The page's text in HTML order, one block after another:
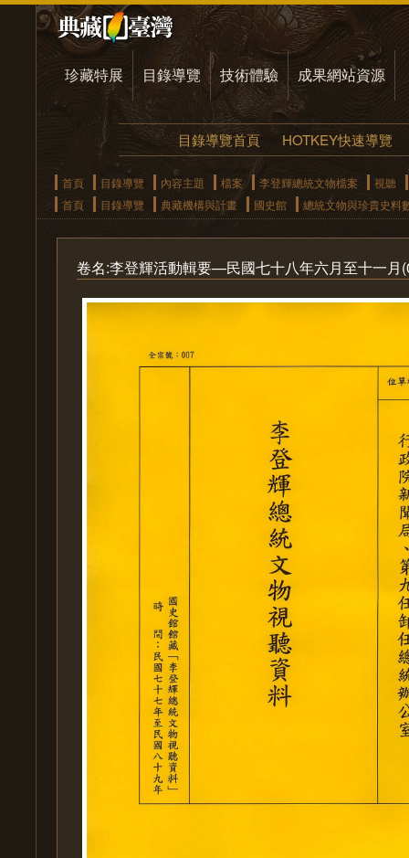
珍藏特展 目錄導覽 技術體驗 成果網站資源
目錄導覽首頁 HOTKEY快速導覽
首頁 目錄導覽 內容主題 檔案 李登輝總統文物檔案
視聽
首頁
目錄導覽 典藏機構與計畫 國史館 總統文物與珍貴史料
卷名:李登輝活動輯要—民國七十八年六月至十一月